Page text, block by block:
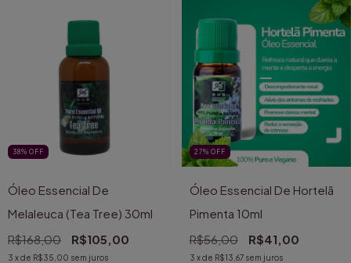
38% OFF
Óleo Essencial De
Melaleuca (Tea Tree) 30ml
R$168,00
R$105,00
3 x de R$35,00 sem juros
27% OFF
Óleo Essencial De Hortelã
Pimenta 10ml
R$56,00
R$41,00
3 x de R$13,67 sem juros